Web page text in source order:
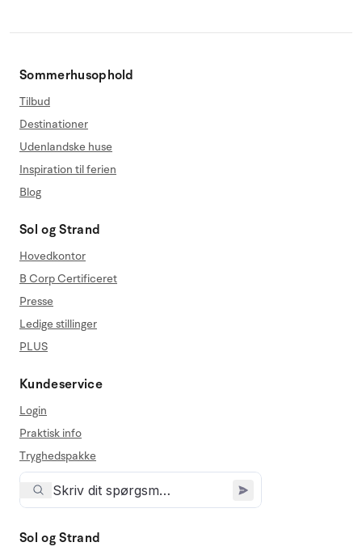
Sommerhusophold
Tilbud
Destinationer
Udenlandske huse
Inspiration til ferien
Blog
Sol og Strand
Hovedkontor
B Corp Certificeret
Presse
Ledige stillinger
PLUS
Kundeservice
Login
Praktisk info
Tryghedspakke
Sol og Strand